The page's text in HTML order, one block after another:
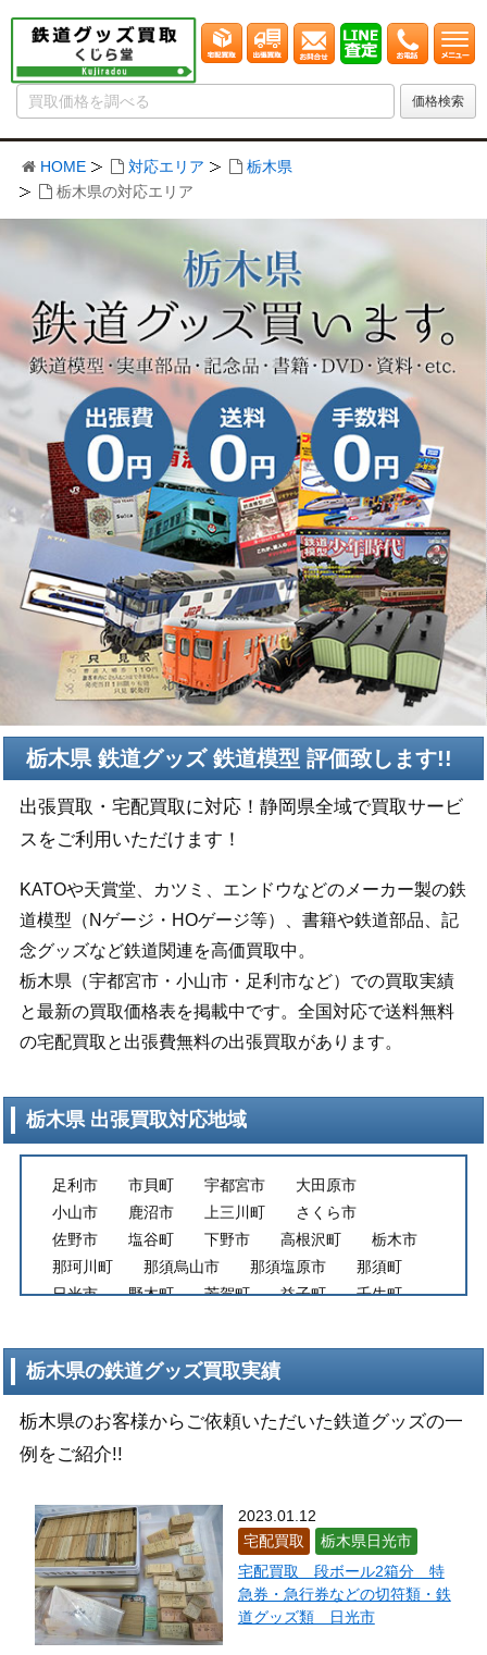
HOME 対応エリア
栃木県
栃木県の対応エリア
栃木県 鉄道グッズ 鉄道模型 評価致します!!
出張買取・宅配買取に対応！静岡県全域で買取サービ
スをご利用いただけます！
KATOや天賞堂、カツミ、エンドウなどのメーカー製の鉄
道模型（Nゲージ・HOゲージ等）、書籍や鉄道部品、記
念グッズなど鉄道関連を高価買取中。
栃木県（宇都宮市・小山市・足利市など）での買取実績
と最新の買取価格表を掲載中です。全国対応で送料無料
の宅配買取と出張費無料の出張買取があります。
栃木県 出張買取対応地域
足利市 市貝町 宇都宮市
大田原市
小山市
鹿沼市 上三川町
さくら市
佐野市
塩谷町 下野市 高根沢町
栃木市
那珂川町
那須烏山市 那須塩原市
那須町
日光市
野木町 芳賀町 益子町
壬生町
栃木県の鉄道グッズ買取実績
栃木県のお客様からご依頼いただいた鉄道グッズの一
例をご紹介!!
2023.01.12
宅配買取
栃木県日光市
宅配買取 段ボール2箱分 特
急券・急行券などの切符類・鉄
道グッズ類 日光市